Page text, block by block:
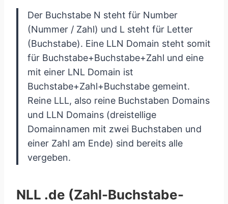
Der Buchstabe N steht für Number
(Nummer / Zahl) und L steht für Letter
(Buchstabe). Eine LLN Domain steht somit
für Buchstabe+Buchstabe+Zahl und eine
mit einer LNL Domain ist
Buchstabe+Zahl+Buchstabe gemeint.
Reine LLL, also reine Buchstaben Domains
und LLN Domains (dreistellige
Domainnamen mit zwei Buchstaben und
einer Zahl am Ende) sind bereits alle
vergeben.
NLL .de (Zahl-Buchstabe-